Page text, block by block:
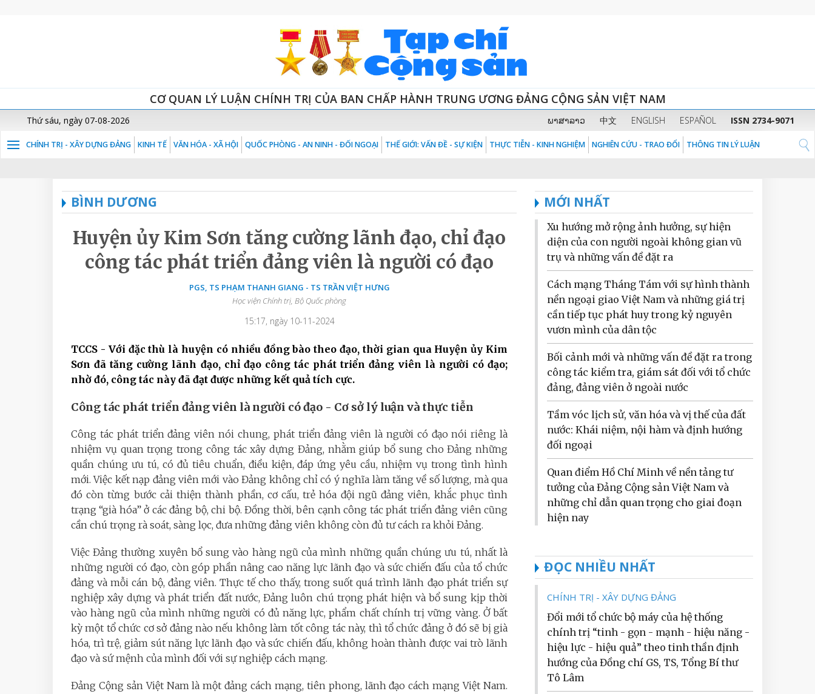
CƠ QUAN LÝ LUẬN CHÍNH TRỊ CỦA BAN CHẤP HÀNH TRUNG ƯƠNG ĐẢNG CỘNG SẢN VIỆT NAM
Thứ sáu, ngày 07-08-2026 ພາສາລາວ 中文 ENGLISH ESPAÑOL ISSN 2734-9071
CHÍNH TRỊ - XÂY DỰNG ĐẢNG KINH TẾ VĂN HÓA - XÃ HỘI QUỐC PHÒNG - AN NINH - ĐỐI NGOẠI THẾ GIỚI: VẤN ĐỀ - SỰ KIỆN THỰC TIỄN - KINH NGHIỆM NGHIÊN CỨU - TRAO ĐỔI THÔNG TIN LÝ LUẬN
BÌNH DƯƠNG
Huyện ủy Kim Sơn tăng cường lãnh đạo, chỉ đạo
công tác phát triển đảng viên là người có đạo
PGS, TS PHẠM THANH GIANG - TS TRẦN VIỆT HƯNG
Học viện Chính trị, Bộ Quốc phòng
15:17, ngày 10-11-2024
TCCS - Với đặc thù là huyện có nhiều đồng bào theo đạo, thời gian qua Huyện ủy Kim
Sơn đã tăng cường lãnh đạo, chỉ đạo công tác phát triển đảng viên là người có đạo;
nhờ đó, công tác này đã đạt được những kết quả tích cực.
Công tác phát triển đảng viên là người có đạo - Cơ sở lý luận và thực tiễn
Công tác phát triển đảng viên nói chung, phát triển đảng viên là người có đạo nói riêng là
nhiệm vụ quan trọng trong công tác xây dựng Đảng, nhằm giúp bổ sung cho Đảng những
quần chúng ưu tú, có đủ tiêu chuẩn, điều kiện, đáp ứng yêu cầu, nhiệm vụ trong tình hình
mới. Việc kết nạp đảng viên mới vào Đảng không chỉ có ý nghĩa làm tăng về số lượng, mà qua
đó còn từng bước cải thiện thành phần, cơ cấu, trẻ hóa đội ngũ đảng viên, khắc phục tình
trạng “già hóa” ở các đảng bộ, chi bộ. Đồng thời, bên cạnh công tác phát triển đảng viên cũng
cần chú trọng rà soát, sàng lọc, đưa những đảng viên không còn đủ tư cách ra khỏi Đảng.
Việc Đảng thường xuyên bổ sung vào hàng ngũ của mình những quần chúng ưu tú, nhất là
những người có đạo, còn góp phần nâng cao năng lực lãnh đạo và sức chiến đấu của tổ chức
đảng và mỗi cán bộ, đảng viên. Thực tế cho thấy, trong suốt quá trình lãnh đạo phát triển sự
nghiệp xây dựng và phát triển đất nước, Đảng luôn chú trọng phát hiện và bổ sung kịp thời
vào hàng ngũ của mình những người có đủ năng lực, phẩm chất chính trị vững vàng. Ở bất
kỳ một tổ chức cơ sở đảng nào nếu không làm tốt công tác này, thì tổ chức đảng ở đó sẽ bị già
hóa, trì trệ, giảm sút năng lực lãnh đạo và sức chiến đấu, không hoàn thành được vai trò lãnh
đạo và sứ mệnh của mình đối với sự nghiệp cách mạng.
Đảng Cộng sản Việt Nam là một đảng cách mạng, tiên phong, lãnh đạo cách mạng Việt Nam.
MỚI NHẤT
Xu hướng mở rộng ảnh hưởng, sự hiện
diện của con người ngoài không gian vũ
trụ và những vấn đề đặt ra
Cách mạng Tháng Tám với sự hình thành
nền ngoại giao Việt Nam và những giá trị
cần tiếp tục phát huy trong kỷ nguyên
vươn mình của dân tộc
Bối cảnh mới và những vấn đề đặt ra trong
công tác kiểm tra, giám sát đối với tổ chức
đảng, đảng viên ở ngoài nước
Tầm vóc lịch sử, văn hóa và vị thế của đất
nước: Khái niệm, nội hàm và định hướng
đối ngoại
Quan điểm Hồ Chí Minh về nền tảng tư
tưởng của Đảng Cộng sản Việt Nam và
những chỉ dẫn quan trọng cho giai đoạn
hiện nay
ĐỌC NHIỀU NHẤT
CHÍNH TRỊ - XÂY DỰNG ĐẢNG
Đổi mới tổ chức bộ máy của hệ thống
chính trị “tinh - gọn - mạnh - hiệu năng -
hiệu lực - hiệu quả” theo tinh thần định
hướng của Đồng chí GS, TS, Tổng Bí thư
Tô Lâm